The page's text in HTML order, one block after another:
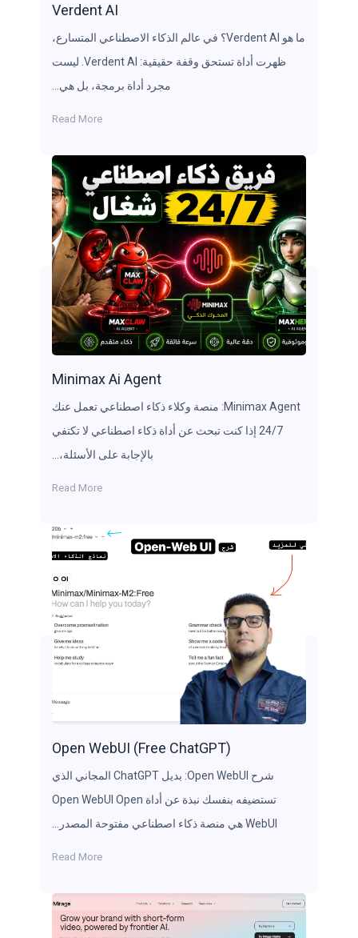
Verdent AI
ما هو Verdent AI؟ في عالم الذكاء الاصطناعي المتسارع،
ظهرت أداة تستحق وقفة حقيقية: Verdent AI. ليست
مجرد أداة برمجة، بل هي…
Read More
Minimax Ai Agent
Minimax Agent: منصة وكلاء ذكاء اصطناعي تعمل عنك
24/7 إذا كنت تبحث عن أداة ذكاء اصطناعي لا تكتفي
بالإجابة على الأسئلة،…
Read More
Open WebUI (Free ChatGPT)
شرح Open WebUI: بديل ChatGPT المجاني الذي
تستضيفه بنفسك نبذة عن أداة Open WebUI Open
WebUI هي منصة ذكاء اصطناعي مفتوحة المصدر…
Read More